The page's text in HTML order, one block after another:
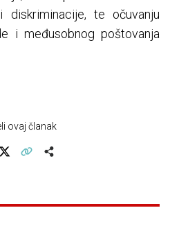
diskriminacije, te očuvanju
i međusobnog poštovanja
ovaj članak